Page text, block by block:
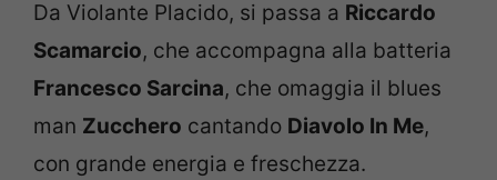
Da Violante Placido, si passa a Riccardo
Scamarcio, che accompagna alla batteria
Francesco Sarcina, che omaggia il blues
man Zucchero cantando Diavolo In Me,
con grande energia e freschezza.